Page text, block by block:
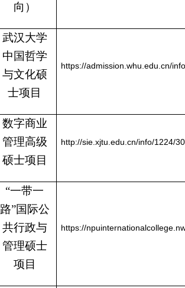
向）
武汉大学
中国哲学
与文化硕
士项目
https://admission.whu.edu.cn/
数字商业
管理高级
硕士项目
http://sie.xjtu.edu.cn/info/1224/
“一带一
路”国际公
共行政与
管理硕士
项目
https://